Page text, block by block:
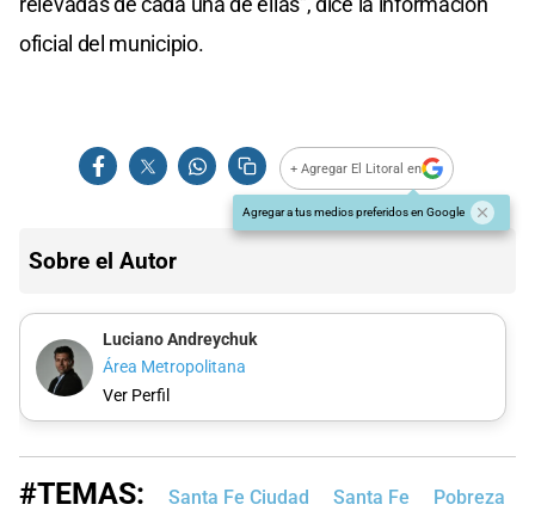
oficial del municipio.
+ Agregar El Litoral en
Agregar a tus medios preferidos en Google
Sobre el Autor
Luciano Andreychuk
Área Metropolitana
Ver Perfil
#TEMAS: Santa Fe Ciudad Santa Fe Pobreza